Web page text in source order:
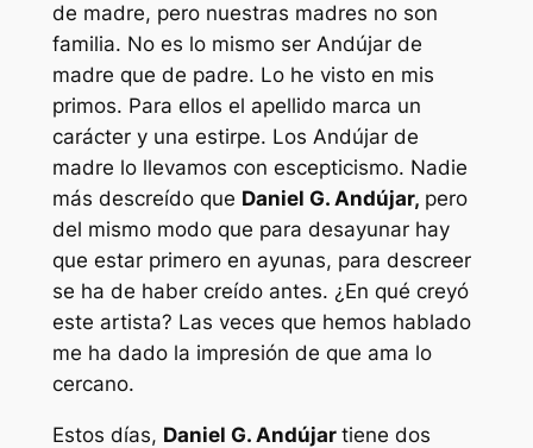
de madre, pero nuestras madres no son
familia. No es lo mismo ser Andújar de
madre que de padre. Lo he visto en mis
primos. Para ellos el apellido marca un
carácter y una estirpe. Los Andújar de
madre lo llevamos con escepticismo. Nadie
más descreído que Daniel G. Andújar, pero
del mismo modo que para desayunar hay
que estar primero en ayunas, para descreer
se ha de haber creído antes. ¿En qué creyó
este artista? Las veces que hemos hablado
me ha dado la impresión de que ama lo
cercano.
Estos días, Daniel G. Andújar tiene dos